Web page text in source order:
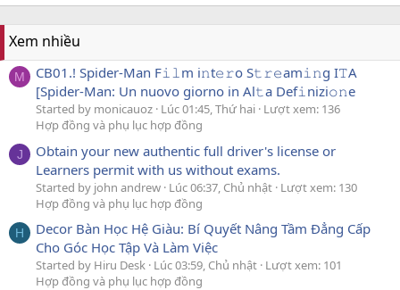
Xem nhiều
M
CB01.! Spider-Man F𝚒𝚕m i𝚗t𝚎𝚛o S𝚝𝚛𝚎am𝚒𝚗g I𝚃A
[Spider-Man: Un nuovo giorno in Al𝚝a Def𝚒nizi𝚘𝚗e
Started by monicauoz Lúc 01:45, Thứ hai Lượt xem: 136
Hợp đồng và phụ lục hợp đồng
J
Obtain your new authentic full driver's license or
Learners permit with us without exams.
Started by john andrew Lúc 06:37, Chủ nhật Lượt xem: 130
Hợp đồng và phụ lục hợp đồng
H
Decor Bàn Học Hệ Giàu: Bí Quyết Nâng Tầm Đẳng Cấp
Cho Góc Học Tập Và Làm Việc
Started by Hiru Desk Lúc 03:59, Chủ nhật Lượt xem: 101
Hợp đồng và phụ lục hợp đồng